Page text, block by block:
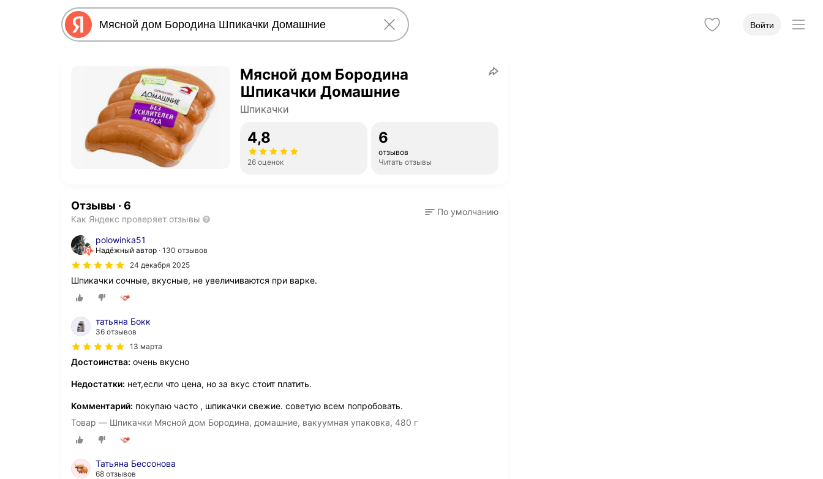
Войти
Мясной дом Бородина
Шпикачки Домашние
Шпикачки
4,8
26 оценок
6
отзывов
Читать отзывы
Отзывы · 6
Как Яндекс проверяет отзывы
По умолчанию
polowinka51
Надёжный автор 130 отзывов
24 декабря 2025
Шпикачки сочные, вкусные, не увеличиваются при варке.
татьяна Бокк
36 отзывов
13 марта
Достоинства: очень вкусно
Недостатки: нет,если что цена, но за вкус стоит платить.
Комментарий: покупаю часто , шпикачки свежие. советую всем попробовать.
Товар — Шпикачки Мясной дом Бородина, домашние, вакуумная упаковка, 480 г
Татьяна Бессонова
68 отзывов